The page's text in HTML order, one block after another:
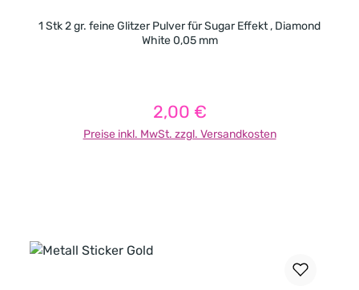
1 Stk 2 gr. feine Glitzer Pulver für Sugar Effekt , Diamond
White 0,05 mm
Regulärer Preis:
2,00 €
Preise inkl. MwSt. zzgl. Versandkosten